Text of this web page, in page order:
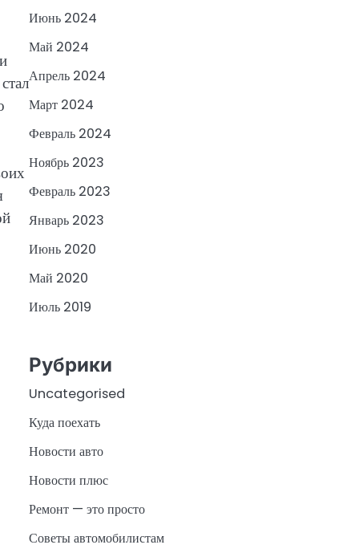
Июнь 2024
Май 2024
Апрель 2024
Март 2024
Февраль 2024
Ноябрь 2023
Февраль 2023
Январь 2023
Июнь 2020
Май 2020
Июль 2019
Рубрики
Uncategorised
Куда поехать
Новости авто
Новости плюс
Ремонт — это просто
Советы автомобилистам